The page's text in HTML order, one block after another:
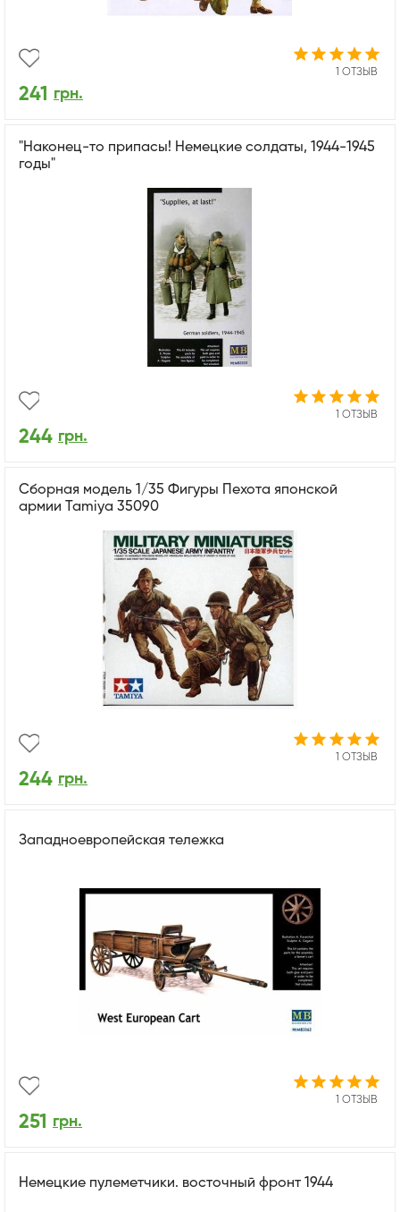
1 ОТЗЫВ
241 грн.
"Наконец-то припасы! Немецкие солдаты, 1944-1945
годы"
1 ОТЗЫВ
244 грн.
Сборная модель 1/35 Фигуры Пехота японской
армии Tamiya 35090
1 ОТЗЫВ
244 грн.
Западноевропейская тележка
1 ОТЗЫВ
251 грн.
Немецкие пулеметчики. восточный фронт 1944